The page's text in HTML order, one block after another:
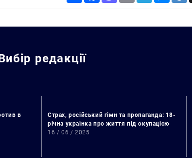
редакції
в
Страх, російський гімн та пропаганда: 18-
річна українка про життя під окупацією
16 / 06 / 2025